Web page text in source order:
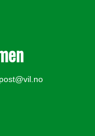
post@vil.no